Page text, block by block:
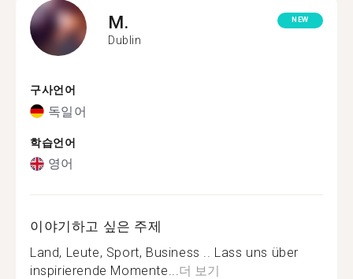
M.
Dublin
NEW
구사언어
독일어
학습언어
영어
이야기하고 싶은 주제
Land, Leute, Sport, Business .. Lass uns über
inspirierende Momente...더 보기